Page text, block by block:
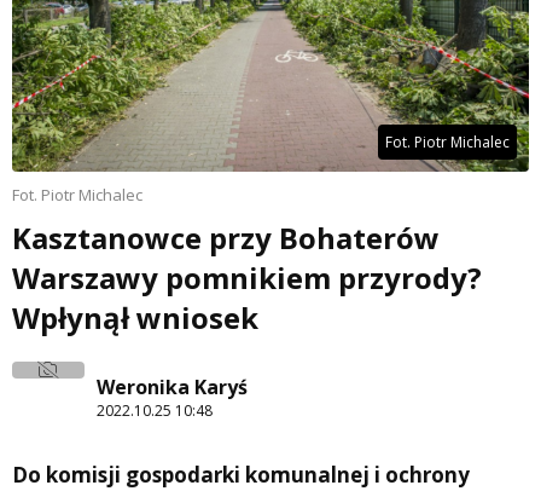
Fot. Piotr Michalec
Fot. Piotr Michalec
Kasztanowce przy Bohaterów
Warszawy pomnikiem przyrody?
Wpłynął wniosek
Weronika Karyś
2022.10.25 10:48
Do komisji gospodarki komunalnej i ochrony